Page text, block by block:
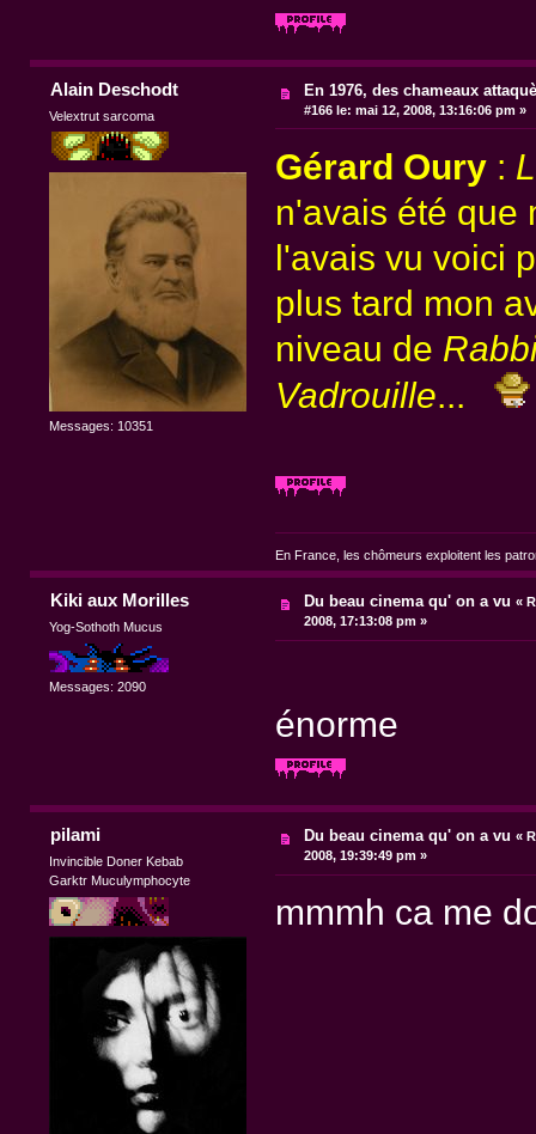
Alain Deschodt
Velextrut sarcoma
Messages: 10351
En 1976, des chameaux
#166 le: mai 12, 2008, 13:16:06 pm »
Gérard Oury:
n'avais été que
l'avais vu voici
plus tard mon
niveau de
Vadrouille...
En France, les chômeurs exploitent les
Kiki aux Morilles
Yog-Sothoth Mucus
Messages: 2090
Du beau cinema qu' on a vu «
2008, 17:13:08 pm »
énorme
pilami
Invincible Doner Kebab
Garktr Muculymphocyte
Du beau cinema qu' on a vu «
2008, 19:39:49 pm »
mmmh ca me